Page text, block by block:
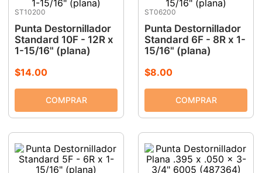
ST10200
Punta Destornillador
Standard 10F - 12R x
1-15/16" (plana)
$14.00
ST06200
Punta Destornillador
Standard 6F - 8R x 1-
15/16" (plana)
$8.00